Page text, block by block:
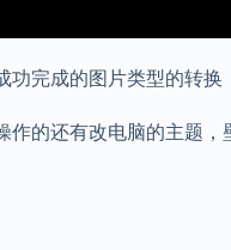
功完成的图片类型的转换
作的还有改电脑的主题，